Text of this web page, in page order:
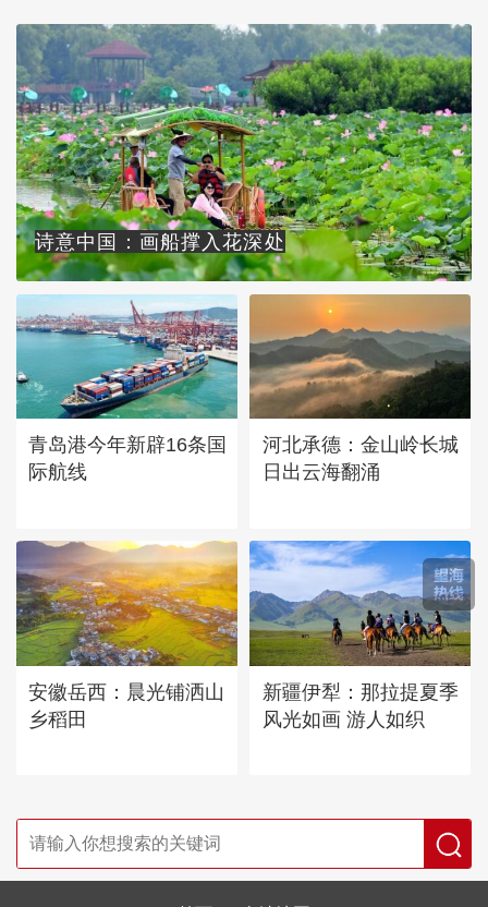
诗意中国：画船撑入花深处
青岛港今年新辟16条国
际航线
河北承德：金山岭长城
日出云海翻涌
安徽岳西：晨光铺洒山
乡稻田
新疆伊犁：那拉提夏季
风光如画 游人如织